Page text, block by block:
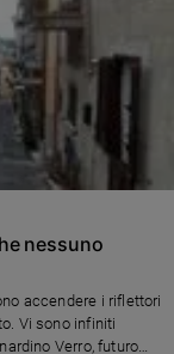
nessuno
accendere i riflettori
Vi sono infiniti
Verro, futuro